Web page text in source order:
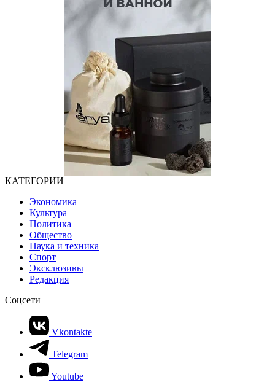
КАТЕГОРИИ
Экономика
Культура
Политика
Общество
Наука и техника
Спорт
Эксклюзивы
Редакция
Соцсети
Vkontakte
Telegram
Youtube